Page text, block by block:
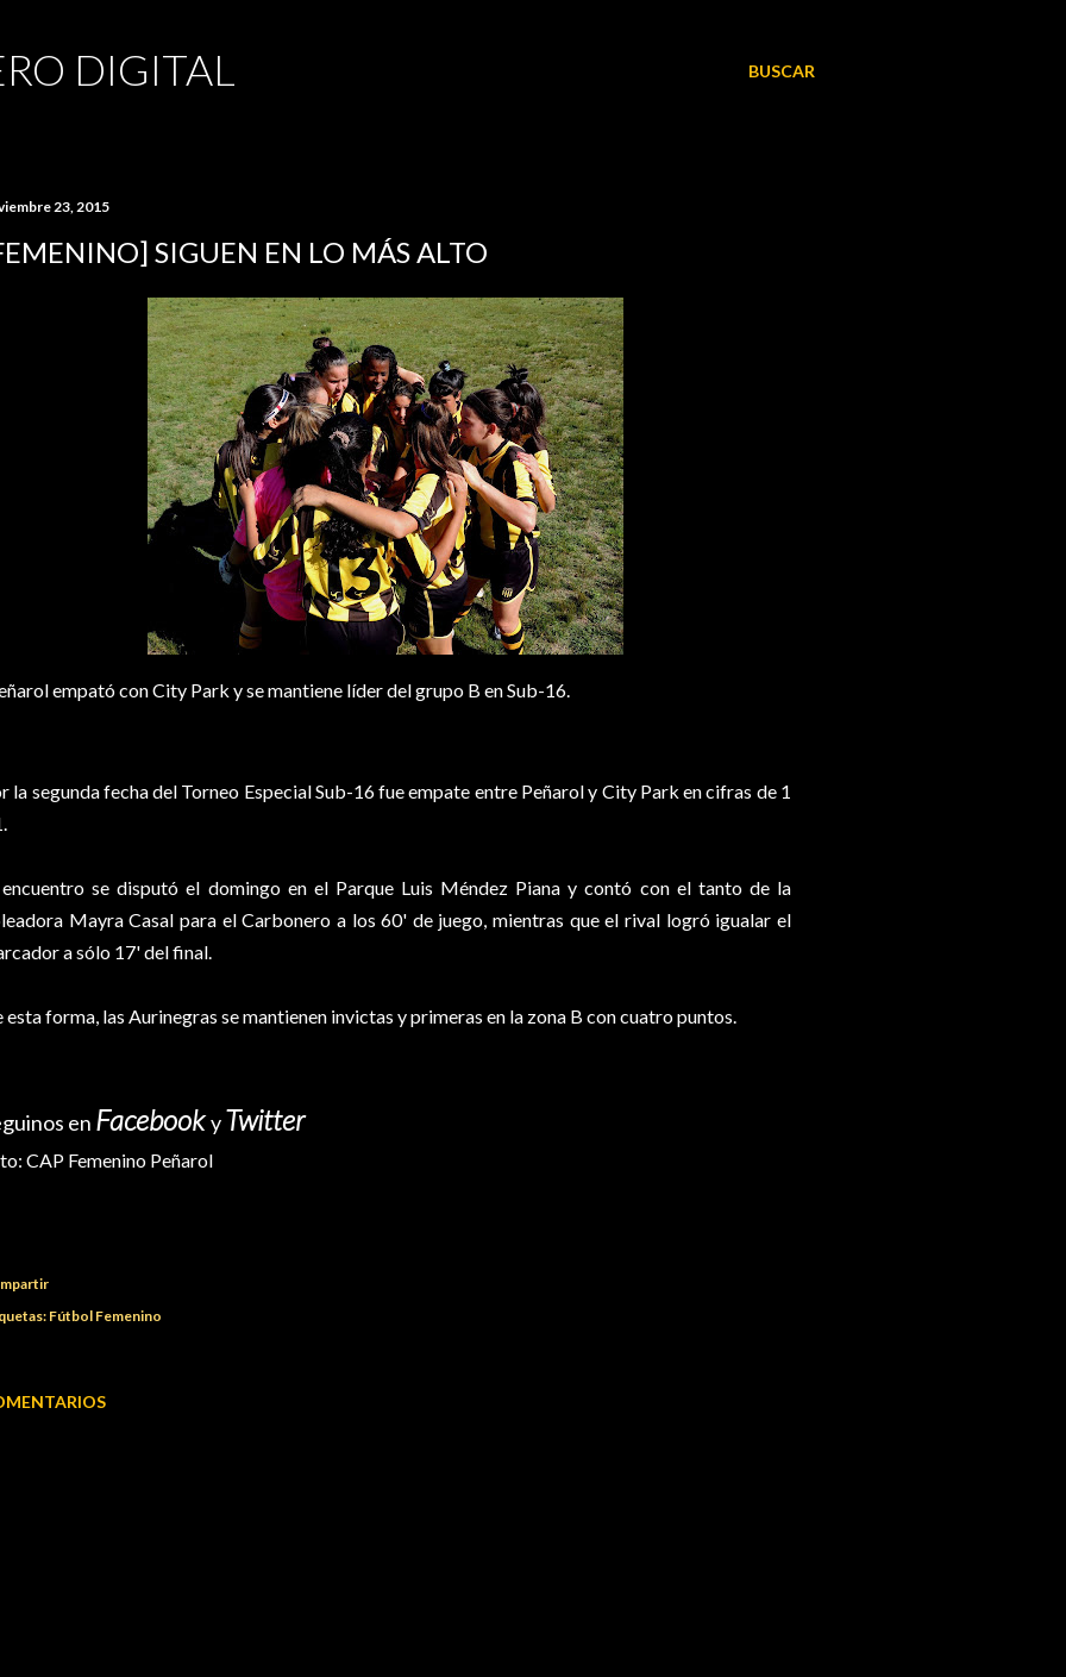
BUSCAR
DIGITAL
23, 2015
SIGUEN EN LO MÁS ALTO
empató con City Park y se mantiene líder del grupo B en Sub-16.
la segunda fecha del Torneo Especial Sub-16 fue empate entre Peñarol y City Park en cifras de 1
se disputó el domingo en el Parque Luis Méndez Piana y contó con el tanto de la
Mayra Casal para el Carbonero a los 60' de juego, mientras que el rival logró igualar el
a sólo 17' del final.
esta forma, las Aurinegras se mantienen invictas y primeras en la zona B con cuatro puntos.
en FacebookyTwitter
CAP Femenino Peñarol
Fútbol Femenino